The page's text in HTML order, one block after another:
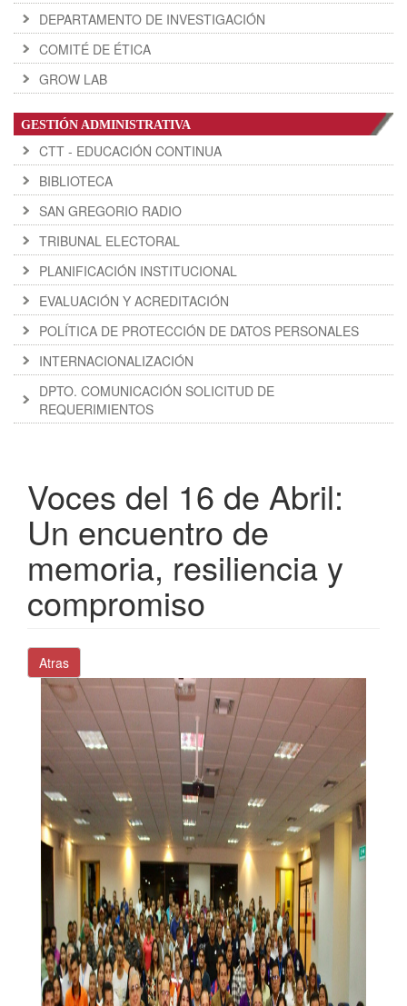
DEPARTAMENTO DE INVESTIGACIÓN
COMITÉ DE ÉTICA
GROW LAB
GESTIÓN ADMINISTRATIVA
CTT - EDUCACIÓN CONTINUA
BIBLIOTECA
SAN GREGORIO RADIO
TRIBUNAL ELECTORAL
PLANIFICACIÓN INSTITUCIONAL
EVALUACIÓN Y ACREDITACIÓN
POLÍTICA DE PROTECCIÓN DE DATOS PERSONALES
INTERNACIONALIZACIÓN
DPTO. COMUNICACIÓN SOLICITUD DE
REQUERIMIENTOS
Voces del 16 de Abril:
Un encuentro de
memoria, resiliencia y
compromiso
Atras